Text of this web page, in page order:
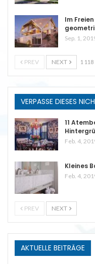
Im
Sep. 1,
PREV NEXT 1 118
VERPASSE DIESES
11
Feb. 4,
Kleines
Feb. 4,
PREV NEXT
AKTUELLE BEITRÄGE